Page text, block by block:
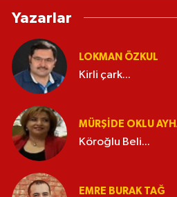
Yazarlar
LOKMAN ÖZKUL
Kirli çark...
MÜRŞIDE OKLU
Köroğlu Beli...
EMRE BURAK TAĞ